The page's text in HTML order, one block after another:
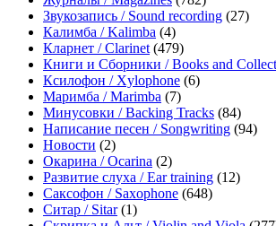
Звукозапись / Sound recording (27)
Калимба / Kalimba (4)
Кларнет / Clarinet (479)
Книги и Сборники / Books and
Ксилофон / Xylophone (6)
Маримба / Marimba (7)
Минусовки / Backing Tracks (84)
Написание песен / Songwriting (94)
Новости (2)
Окарина / Ocarina (2)
Развитие слуха / Ear training (12)
Саксофон / Saxophone (648)
Ситар / Sitar(1)